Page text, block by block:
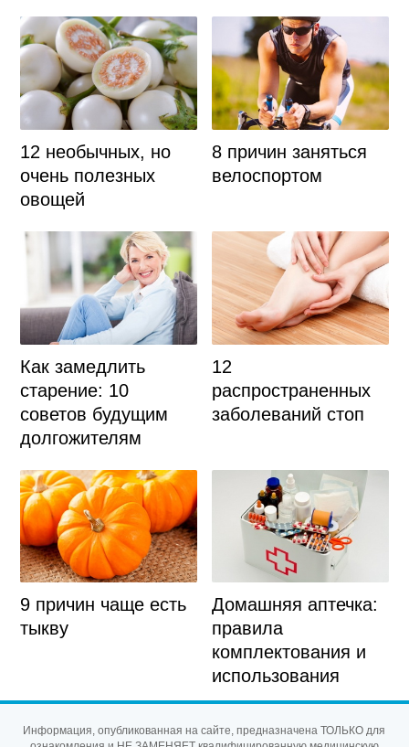
12 необычных, но
очень полезных
овощей
8 причин заняться
велоспортом
Как замедлить
старение: 10
советов будущим
долгожителям
12
распространенных
заболеваний стоп
9 причин чаще есть
тыкву
Домашняя аптечка:
правила
комплектования и
использования
Информация, опубликованная на сайте, предназначена ТОЛЬКО для